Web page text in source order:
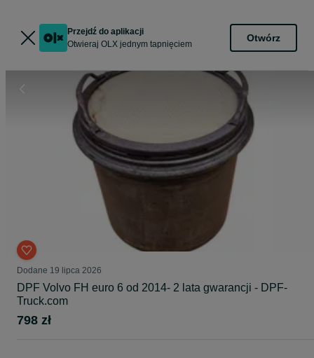
Przejdź do aplikacji
Otwieraj OLX jednym tapnięciem
Otwórz
Dodane 19 lipca 2026
DPF Volvo FH euro 6 od 2014- 2 lata gwarancji - DPF-
Truck.com
798 zł